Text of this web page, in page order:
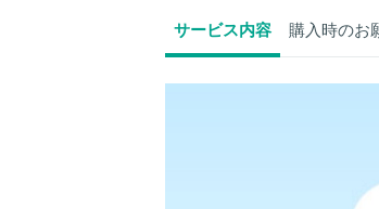
サービス内容 購入時のお